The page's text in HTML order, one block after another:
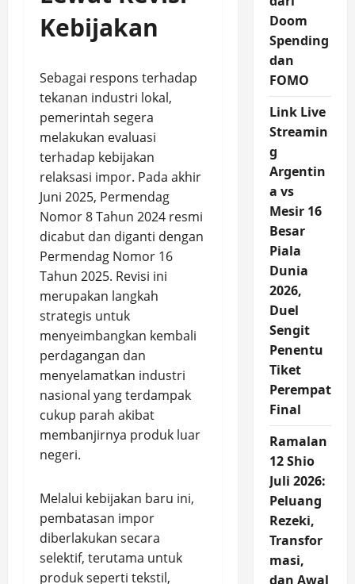
Kebijakan
Sebagai respons terhadap
tekanan industri lokal,
pemerintah segera
melakukan evaluasi
terhadap kebijakan
relaksasi impor. Pada akhir
Juni 2025, Permendag
Nomor 8 Tahun 2024 resmi
dicabut dan diganti dengan
Permendag Nomor 16
Tahun 2025. Revisi ini
merupakan langkah
strategis untuk
menyeimbangkan kembali
perdagangan dan
menyelamatkan industri
nasional yang terdampak
cukup parah akibat
membanjirnya produk luar
negeri.
Melalui kebijakan baru ini,
pembatasan impor
diberlakukan secara
selektif, terutama untuk
produk seperti tekstil,
Doom
Spending
dan
FOMO
Link Live
Streamin
g
Argentin
a vs
Mesir 16
Besar
Piala
Dunia
2026,
Duel
Sengit
Penentu
Tiket
Perempat
Final
Ramalan
12 Shio
Juli 2026:
Peluang
Rezeki,
Transfor
masi,
dan Awal